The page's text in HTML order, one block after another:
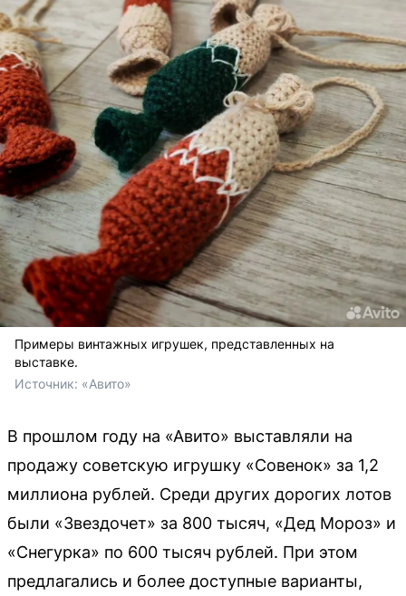
Примеры винтажных игрушек, представленных на
выставке.
Источник: «Авито»
В прошлом году на «Авито» выставляли на
продажу советскую игрушку «Совенок» за 1,2
миллиона рублей. Среди других дорогих лотов
были «Звездочет» за 800 тысяч, «Дед Мороз» и
«Снегурка» по 600 тысяч рублей. При этом
предлагались и более доступные варианты,